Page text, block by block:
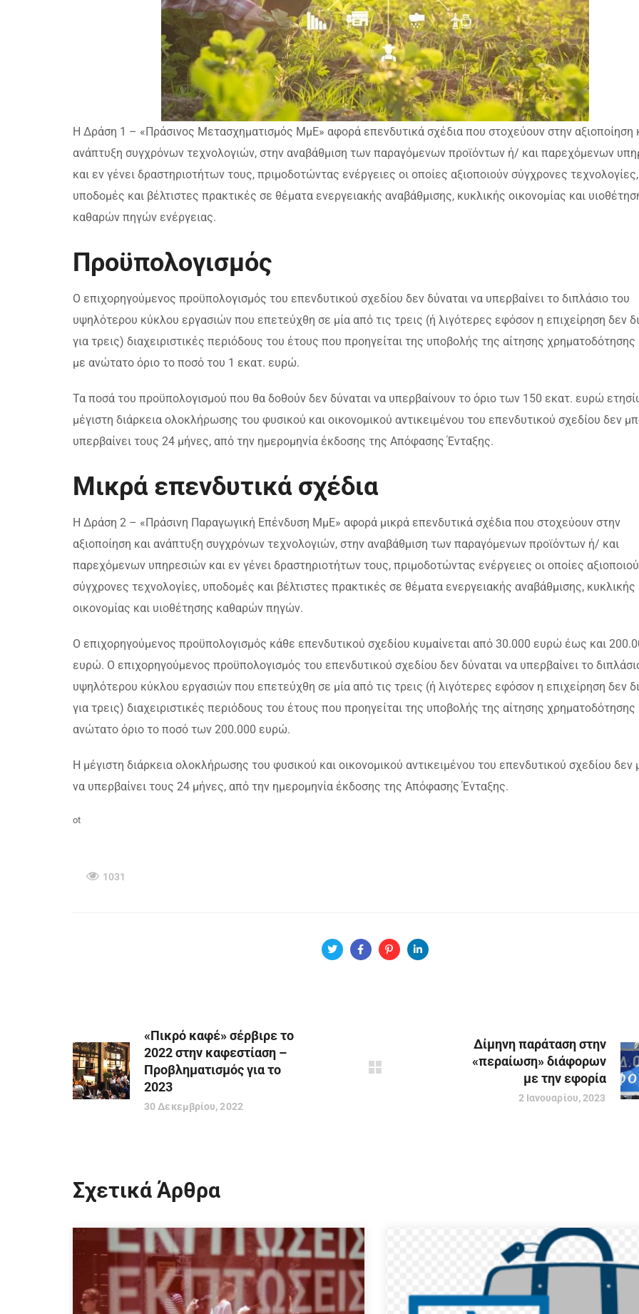
Η Δράση 1 – «Πράσινος Μετασχηματισμός ΜμΕ» αφορά επενδυτικά σχέδια που στοχεύουν στην αξιοποίηση
ανάπτυξη συγχρόνων τεχνολογιών, στην αναβάθμιση των παραγόμενων προϊόντων ή/ και παρεχόμενων
και εν γένει δραστηριοτήτων τους, πριμοδοτώντας ενέργειες οι οποίες αξιοποιούν σύγχρονες τεχνολογίες,
υποδομές και βέλτιστες πρακτικές σε θέματα ενεργειακής αναβάθμισης, κυκλικής οικονομίας και
καθαρών πηγών ενέργειας.
Προϋπολογισμός
Ο επιχορηγούμενος προϋπολογισμός του επενδυτικού σχεδίου δεν δύναται να υπερβαίνει το διπλάσιο του
υψηλότερου κύκλου εργασιών που επετεύχθη σε μία από τις τρεις (ή λιγότερες εφόσον η επιχείρηση δεν
για τρεις) διαχειριστικές περιόδους του έτους που προηγείται της υποβολής της αίτησης χρηματοδότησης
με ανώτατο όριο το ποσό του 1 εκατ. ευρώ.
Τα ποσά του προϋπολογισμού που θα δοθούν δεν δύναται να υπερβαίνουν το όριο των 150 εκατ. ευρώ
μέγιστη διάρκεια ολοκλήρωσης του φυσικού και οικονομικού αντικειμένου του επενδυτικού σχεδίου δεν
υπερβαίνει τους 24 μήνες, από την ημερομηνία έκδοσης της Απόφασης Ένταξης.
Μικρά επενδυτικά σχέδια
Η Δράση 2 – «Πράσινη Παραγωγική Επένδυση ΜμΕ» αφορά μικρά επενδυτικά σχέδια που στοχεύουν στην
αξιοποίηση και ανάπτυξη συγχρόνων τεχνολογιών, στην αναβάθμιση των παραγόμενων προϊόντων ή/ και
παρεχόμενων υπηρεσιών και εν γένει δραστηριοτήτων τους, πριμοδοτώντας ενέργειες οι οποίες
σύγχρονες τεχνολογίες, υποδομές και βέλτιστες πρακτικές σε θέματα ενεργειακής αναβάθμισης, κυκλικής
οικονομίας και υιοθέτησης καθαρών πηγών.
Ο επιχορηγούμενος προϋπολογισμός κάθε επενδυτικού σχεδίου κυμαίνεται από 30.000 ευρώ έως και
ευρώ. Ο επιχορηγούμενος προϋπολογισμός του επενδυτικού σχεδίου δεν δύναται να υπερβαίνει το
υψηλότερου κύκλου εργασιών που επετεύχθη σε μία από τις τρεις (ή λιγότερες εφόσον η επιχείρηση δεν
για τρεις) διαχειριστικές περιόδους του έτους που προηγείται της υποβολής της αίτησης χρηματοδότησης
ανώτατο όριο το ποσό των 200.000 ευρώ.
Η μέγιστη διάρκεια ολοκλήρωσης του φυσικού και οικονομικού αντικειμένου του επενδυτικού σχεδίου δεν
να υπερβαίνει τους 24 μήνες, από την ημερομηνία έκδοσης της Απόφασης Ένταξης.
ot
1031
«Πικρό καφέ» σέρβιρε το
2022 στην καφεστίαση –
Προβληματισμός για το
2023
30 Δεκεμβρίου, 2022
Δίμηνη παράταση στην
«περαίωση» διάφορων
με την εφορία
2 Ιανουαρίου, 2023
Σχετικά Άρθρα